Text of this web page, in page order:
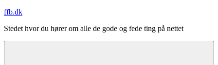
Videre
indhold
ffb.dk
Stedet hvor du hører om alle de gode og fede ting på nettet